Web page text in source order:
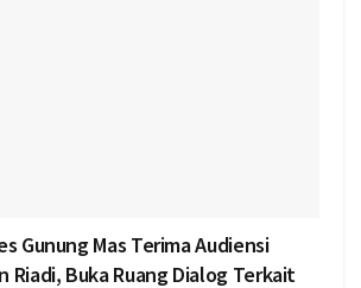
Gunung Mas Terima Audiensi
Riadi, Buka Ruang Dialog Terkait